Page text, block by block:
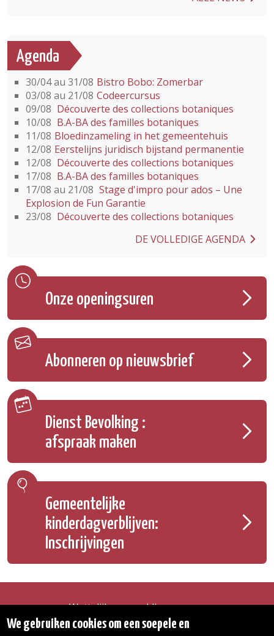
Agenda
30/04 au 31/08 Bistro Bobo: Zomerbar
03/08 au 21/08 Codeercursus
09/08 Découverte des collections botaniques
10/08 B.A-BA des familles botaniques
11/08 Bloedinzameling in het gemeentehuis
12/08 Eerstelijns juridisch bijstand permanentie
12/08 Découverte des collections botaniques
17/08 B.A-BA des familles botaniques
17/08 au 21/08 Stage d'impro pour ados – Une
Explosion de Fun Garantie
23/08 Découverte des collections botaniques
DE VOLLEDIGE AGENDA
Onze openingsuren
Abonneren op nieuwsbrief
Dienst Bevolking :
afspraak maken
Gemeentelijke
kinderdagverblijven:
Inschrijvingen
Wettelijke vermeldingen
Toegankelijkheidsverklaring
We gebruiken cookies om een soepele en